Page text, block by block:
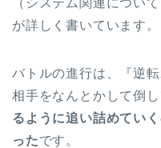
（システム関連につい
が詳しく書いています。
バトルの進行は、『逆
相手をなんとかして倒
るように追い詰めてい
ったです。